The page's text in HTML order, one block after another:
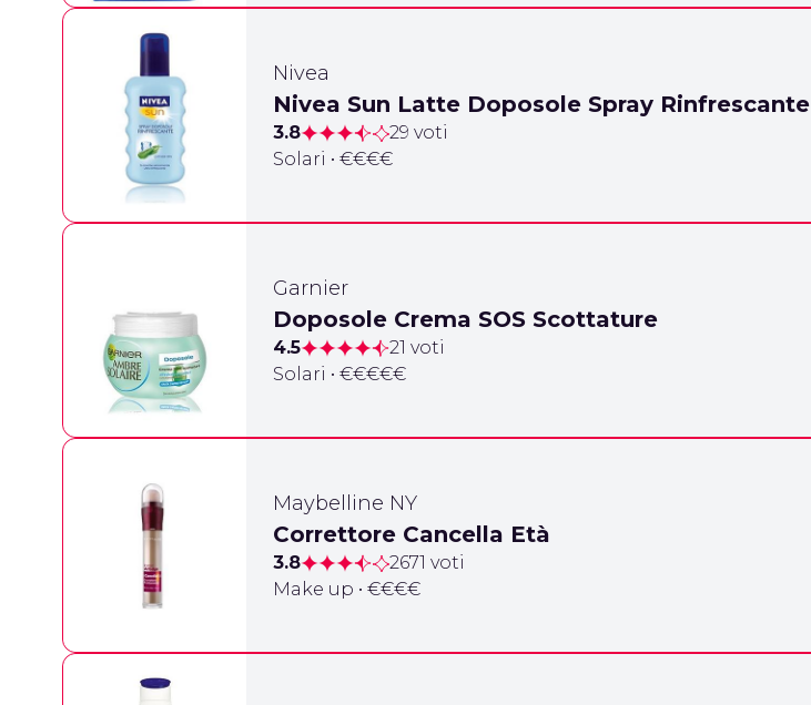
Nivea
Nivea Sun Latte Doposole Spray Rinfrescante
3.8
29 voti
Solari • €€€€
Garnier
Doposole Crema SOS Scottature
4.5
21 voti
Solari • €€€€€
Maybelline NY
Correttore Cancella Età
3.8
2671 voti
Make up • €€€€